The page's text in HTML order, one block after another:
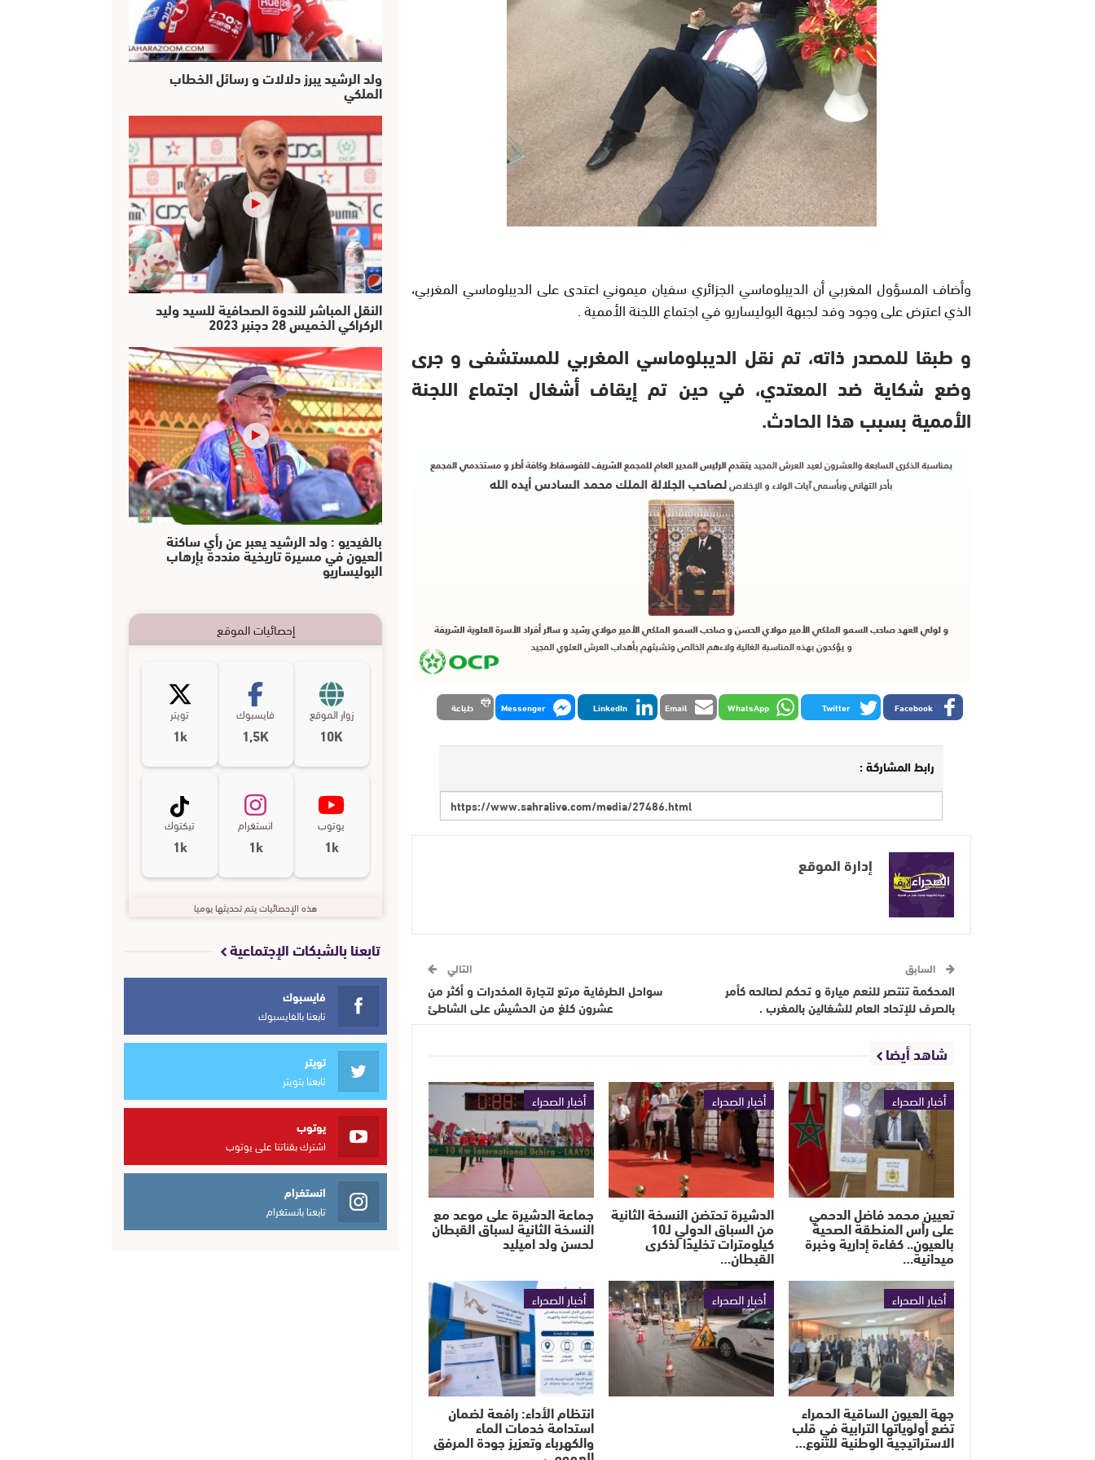
وأضاف المسؤول المغربي أن الديبلوماسي الجزائري سفيان ميموني اعتدى على الديبلوماسي المغربي،
الذي اعترض على وجود وفد لجبهة البوليساريو في اجتماع اللجنة الأممية.
و طبقا للمصدر ذاته، تم نقل الديبلوماسي المغربي للمستشفى و جرى
وضع شكاية ضد المعتدي، في حين تم إيقاف أشغال اجتماع اللجنة
الأممية بسبب هذا الحادث.
Facebook
Twitter
WhatsApp
Email
LinkedIn
Messenger طباعة
رابط المشاركة :
إدارة الموقع
السابق
المحكمة تنتصر للنعم ميارة و تحكم لصالحه كأمر
بالصرف للإتحاد العام للشغالين بالمغرب .
التالي
سواحل الطرفاية مرتع لتجارة المخدرات و أكثر من
عشرون كلغ من الحشيش على الشاطئ
شاهد أيضا
أخبار الصحراء
تعيين محمد فاضل الدحمي
على رأس المنطقة الصحية
بالعيون.. كفاءة إدارية وخبرة
ميدانية…
أخبار الصحراء
الدشيرة تحتضن النسخة الثانية
من السباق الدولي لـ10
كيلومترات تخليدًا لذكرى
القبطان…
أخبار الصحراء
جماعة الدشيرة على موعد مع
النسخة الثانية لسباق القبطان
لحسن ولد اميليد
أخبار الصحراء
جهة العيون الساقية الحمراء
تضع أولوياتها الترابية في قلب
الاستراتيجية الوطنية للتنوع…
أخبار الصحراء أخبار الصحراء
انتظام الأداء: رافعة لضمان
استدامة خدمات الماء
والكهرباء وتعزيز جودة المرفق
ولد الرشيد يبرز دلالات و رسائل الخطاب
الملكي
النقل المباشر للندوة الصحافية للسيد وليد
الركراكي الخميس 28 دجنبر 2023
بالفيديو : ولد الرشيد يعبر عن رأي ساكنة
العيون في مسيرة تاريخية منددة بإرهاب
البوليساريو
إحصائيات الموقع
زوار الموقع
10K
فايسبوك
1,5K
تويتر
1k
يوتوب
1k
انستغرام
1k
تيكتوك
1k
هذه الإحصائيات يتم تحديثها يوميا
تابعنا بالشبكات الإجتماعية
فايسبوك
تابعنا بالفايسبوك
تويتر
تابعنا بتويتر
يوتوب
اشترك بقناتنا على يوتوب
انستغرام
تابعنا بانستغرام